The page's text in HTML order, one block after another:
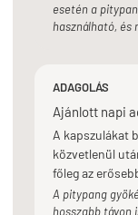
esetén a
használható, és
ADAGOLÁS
Ajánlott napi
A kapszulákat
közvetlenül
főleg az
A pitypang
hosszabb távon